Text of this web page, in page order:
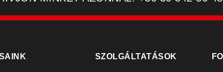
SZOLGÁLTATÁSOK